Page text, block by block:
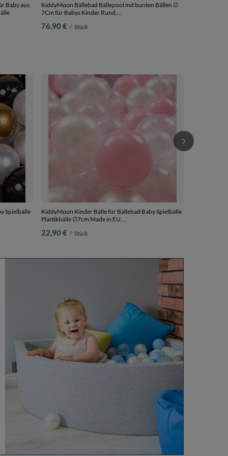
Baby aus
KiddyMoon Bällebad Bällepool mit bunten Bällen ∅
7Cm für Babys Kinder Rund,
76,90 € / Stück
Spielbälle
KiddyMoon Kinder Bälle für Bällebad Baby Spielbälle
Plastikbälle ∅7cm Made in EU,
22,90 € / Stück